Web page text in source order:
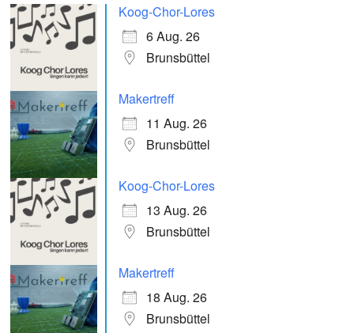
Koog-Chor-Lores
6 Aug. 26
Brunsbüttel
Makertreff
11 Aug. 26
Brunsbüttel
Koog-Chor-Lores
13 Aug. 26
Brunsbüttel
Makertreff
18 Aug. 26
Brunsbüttel